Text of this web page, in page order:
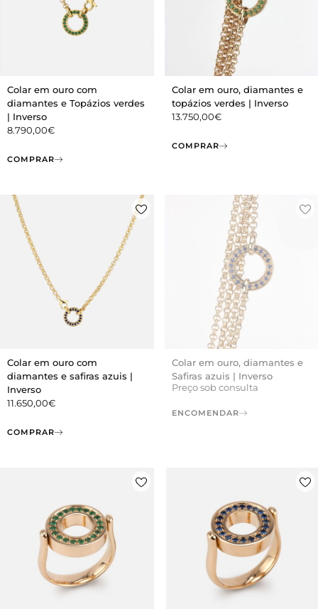
Colar em ouro com
diamantes e Topázios verdes
| Inverso
8.790,00€
COMPRAR
Colar em ouro, diamantes e
topázios verdes | Inverso
13.750,00€
COMPRAR
Colar em ouro com
diamantes e safiras azuis |
Inverso
11.650,00€
COMPRAR
Colar em ouro, diamantes e
Safiras azuis | Inverso
Preço sob consulta
ENCOMENDAR